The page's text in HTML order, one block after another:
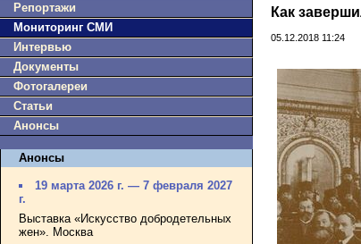
Репортажи
Мониторинг СМИ
Интервью
Документы
Фотогалереи
Статьи
Анонсы
Анонсы
19 марта 2026 г. — 7 февраля 2027
г.
Выставка «Искусство добродетельных
жен». Москва
Как
05.12.2018 11:24